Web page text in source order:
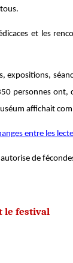
et les
expositions,
personnes
affichait
entre les
de
le festival